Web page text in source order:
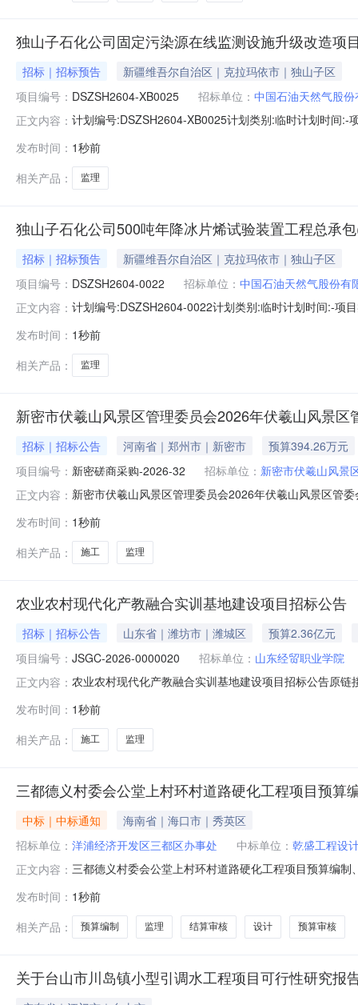
独山子石化公司固定污染源在线监测设施升级改造项
招标｜招标预告
新疆维吾尔自治区｜克拉玛依市｜独山子区
项目编号： DSZSH2604-XB0025 招标单位： 中国石油天然气股
正文内容： 计划编号:DSZSH2604-XB0025计划类别:临时计划时间:-
CEMS6套，炼油二部更换固定污染源EMS4套（100万
发布时间： 1秒前
相关产品：
监理
独山子石化公司500吨年降冰片烯试验装置工程总承
招标｜招标预告
新疆维吾尔自治区｜克拉玛依市｜独山子区
项目编号： DSZSH2604-0022 招标单位： 中国石油天然气股份有
正文内容： 计划编号:DSZSH2604-0022计划类别:临时计划时间:-项
疆克拉玛依市独山子区新疆天利石化股份有限公司厂区
包数
发布时间： 1秒前
相关产品：
监理
新密市伏羲山风景区管理委员会2026年伏羲山风景
招标｜招标公告 河南省｜郑州市｜新密市
预算394.26万元
项目编号： 新密磋商采购-2026-32 招标单位： 新密市伏羲山风景
正文内容： 新密市伏羲山风景区管理委员会2026年伏羲山风景区管
站（https://zzggzy.zhengzhou.gov.cn/xinmi/）获取招标
发布时间： 1秒前
相关产品：
施工 监理
农业农村现代化产教融合实训基地建设项目招标公告
招标｜招标公告 山东省｜潍坊市｜潍城区
预算2.36亿元
项目编号： JSGC-2026-0000020 招标单位： 山东经贸职业学院
正文内容： 农业农村现代化产教融合实训基地建设项目招标公告原
院农业农村现代化产教融合实训基地建设项目.pdf】已下
发布时间： 1秒前
相关产品：
施工 监理
三都德义村委会公堂上村环村道路硬化工程项目预
中标｜中标通知
海南省｜海口市｜秀英区
招标单位： 洋浦经济开发区三都区办事处 中标单位： 乾盛工程设
正文内容： 三都德义村委会公堂上村环村道路硬化工程项目预算编
标单位：预算编制单位：宏睿鹏达项目管理有限公司预
位：乾盛工程设计有限公司现将中标
发布时间： 1秒前
相关产品：
预算编制 监理 结算审核 设计 预算审核
关于台山市川岛镇小型引调水工程项目可行性研究报